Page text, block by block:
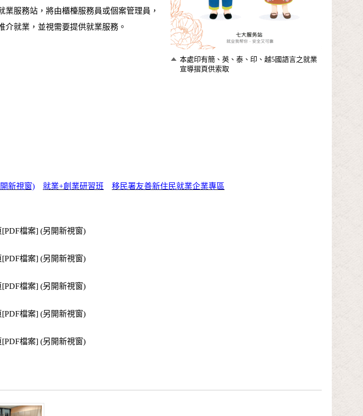
本處印有簡、英、泰、印、越5國語言之就業
宣導摺頁供索取
服務站，將由櫃檯服務員或個案管理員，
介就業，並視需要提供就業服務。
新視窗) 就業+創業研習班 移民署友善新住民就業企業專區
檔案] (另開新視窗)
檔案] (另開新視窗)
檔案] (另開新視窗)
檔案] (另開新視窗)
檔案] (另開新視窗)